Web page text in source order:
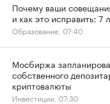
Почему ваши
и как это исправить: 7
Образование, 07:40
Мосбиржа
собственного
криптовалюты
Инвестиции, 07:30